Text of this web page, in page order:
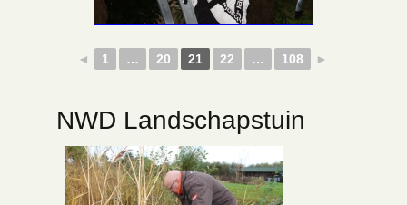
◄ 1 … 20 21 22 … 108 ►
NWD Landschapstuin